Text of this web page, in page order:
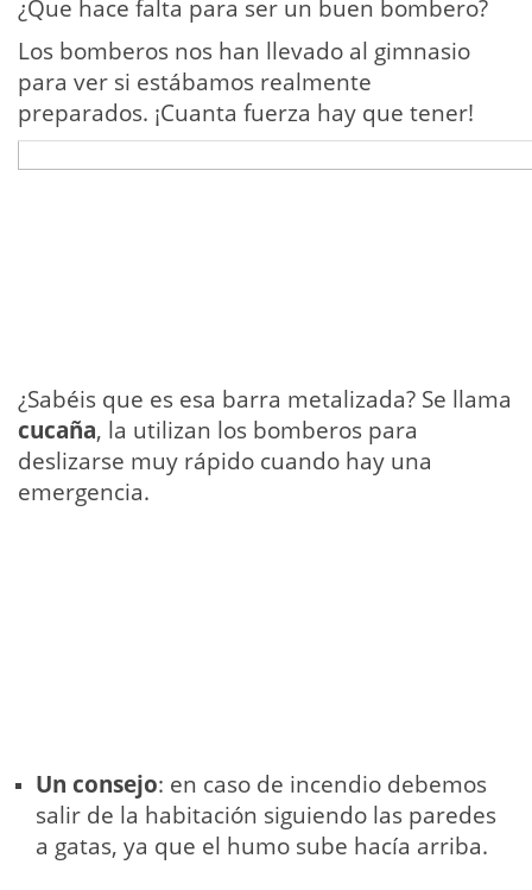
¿Que hace falta para ser un buen bombero?
Los bomberos nos han llevado al gimnasio
para ver si estábamos realmente
preparados. ¡Cuanta fuerza hay que tener!
¿Sabéis que es esa barra metalizada? Se llama
cucaña, la utilizan los bomberos para
deslizarse muy rápido cuando hay una
emergencia.
Un consejo: en caso de incendio debemos
salir de la habitación siguiendo las paredes
a gatas, ya que el humo sube hacía arriba.